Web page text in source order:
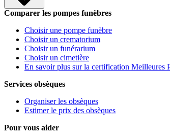
Comparer les pompes funèbres
Choisir une pompe funèbre
Choisir un crematorium
Choisir un funérarium
Choisir un cimetière
En savoir plus sur la certification Meilleures
Services obsèques
Organiser les obsèques
Estimer le prix des obsèques
Pour vous aider